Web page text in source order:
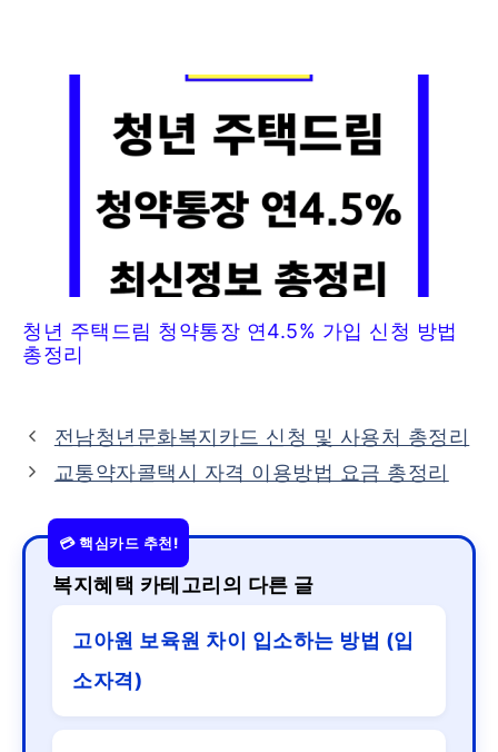
청년 주택드림 청약통장 연4.5% 가입 신청 방법
총정리
전남청년문화복지카드 신청 및 사용처 총정리
교통약자콜택시 자격 이용방법 요금 총정리
복지혜택 카테고리의 다른 글
고아원 보육원 차이 입소하는 방법 (입
소자격)